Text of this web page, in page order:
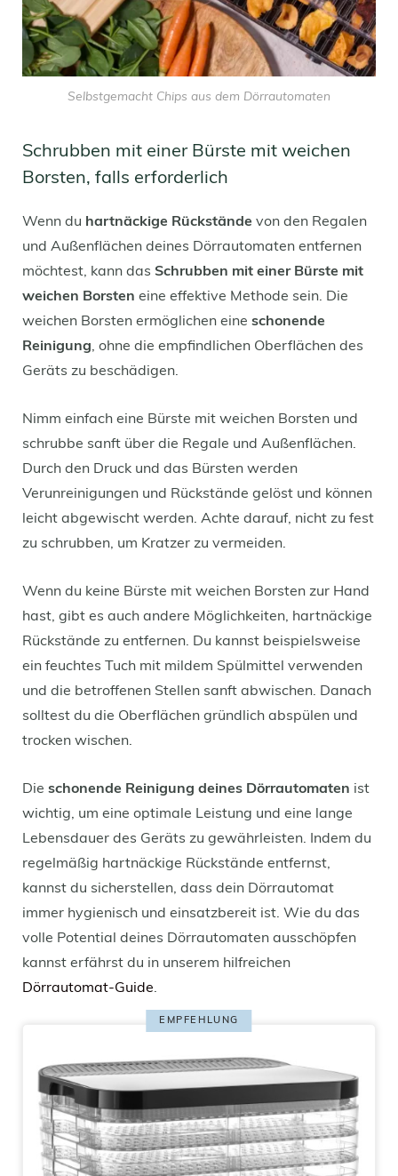
Selbstgemacht Chips aus dem Dörrautomaten
Schrubben mit einer Bürste mit weichen
Borsten, falls erforderlich
Wenn du hartnäckige Rückstände von den Regalen
und Außenflächen deines Dörrautomaten entfernen
möchtest, kann das Schrubben mit einer Bürste mit
weichen Borsten eine effektive Methode sein. Die
weichen Borsten ermöglichen eine schonende
Reinigung, ohne die empfindlichen Oberflächen des
Geräts zu beschädigen.
Nimm einfach eine Bürste mit weichen Borsten und
schrubbe sanft über die Regale und Außenflächen.
Durch den Druck und das Bürsten werden
Verunreinigungen und Rückstände gelöst und können
leicht abgewischt werden. Achte darauf, nicht zu fest
zu schrubben, um Kratzer zu vermeiden.
Wenn du keine Bürste mit weichen Borsten zur Hand
hast, gibt es auch andere Möglichkeiten, hartnäckige
Rückstände zu entfernen. Du kannst beispielsweise
ein feuchtes Tuch mit mildem Spülmittel verwenden
und die betroffenen Stellen sanft abwischen. Danach
solltest du die Oberflächen gründlich abspülen und
trocken wischen.
Die schonende Reinigung deines Dörrautomaten ist
wichtig, um eine optimale Leistung und eine lange
Lebensdauer des Geräts zu gewährleisten. Indem du
regelmäßig hartnäckige Rückstände entfernst,
kannst du sicherstellen, dass dein Dörrautomat
immer hygienisch und einsatzbereit ist. Wie du das
volle Potential deines Dörrautomaten ausschöpfen
kannst erfährst du in unserem hilfreichen
Dörrautomat-Guide.
EMPFEHLUNG